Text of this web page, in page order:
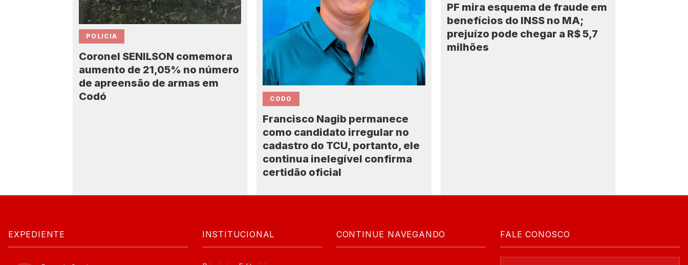
POLICIA
Coronel SENILSON comemora
aumento de 21,05% no número
de apreensão de armas em
Codó
CODO
Francisco Nagib permanece
como candidato irregular no
cadastro do TCU, portanto, ele
continua inelegível confirma
certidão oficial
PF mira esquema de fraude em
benefícios do INSS no MA;
prejuízo pode chegar a R$ 5,7
milhões
EXPEDIENTE INSTITUCIONAL CONTINUE NAVEGANDO FALE CONOSCO